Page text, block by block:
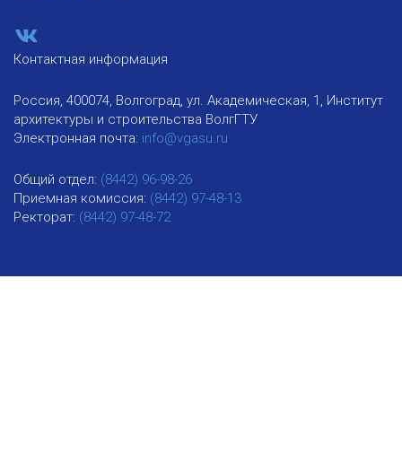
Контактная информация
Россия, 400074, Волгоград, ул. Академическая, 1, Институт
архитектуры и строительства ВолгГТУ
Электронная почта: info@vgasu.ru
Общий отдел: (8442) 96-98-26
Приемная комиссия: (8442) 97-48-13
Ректорат: (8442) 97-48-72